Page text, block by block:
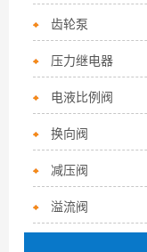
齿轮泵
压力继电器
电液比例阀
换向阀
减压阀
溢流阀